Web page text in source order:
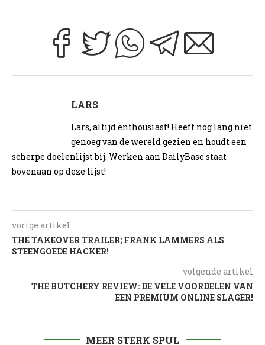
LARS
Lars, altijd enthousiast! Heeft nog lang niet
genoeg van de wereld gezien en houdt een
scherpe doelenlijst bij. Werken aan DailyBase staat
bovenaan op deze lijst!
vorige artikel
THE TAKEOVER TRAILER; FRANK LAMMERS ALS
STEENGOEDE HACKER!
volgende artikel
THE BUTCHERY REVIEW: DE VELE VOORDELEN VAN
EEN PREMIUM ONLINE SLAGER!
MEER STERK SPUL